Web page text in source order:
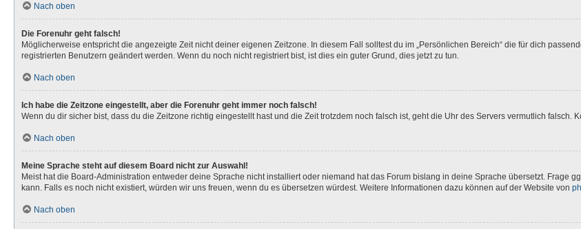
Nach oben
Die Forenuhr geht falsch!
Möglicherweise entspricht die angezeigte Zeit nicht deiner eigenen Zeitzone. In diesem Fall solltest du im „Persönlichen Bereich“ die für dich
registrierten Benutzern geändert werden. Wenn du noch nicht registriert bist, ist dies ein guter Grund, dies jetzt zu tun.
Nach oben
Ich habe die Zeitzone eingestellt, aber die Forenuhr geht immer noch falsch!
Wenn du dir sicher bist, dass du die Zeitzone richtig eingestellt hast und die Zeit trotzdem noch falsch ist, geht die Uhr des Servers vermutlich falsch.
Nach oben
Meine Sprache steht auf diesem Board nicht zur Auswahl!
Meist hat die Board-Administration entweder deine Sprache nicht installiert oder niemand hat das Forum bislang in deine Sprache übersetzt. Frage
kann. Falls es noch nicht existiert, würden wir uns freuen, wenn du es übersetzen würdest. Weitere Informationen dazu können auf der Website von
Nach oben